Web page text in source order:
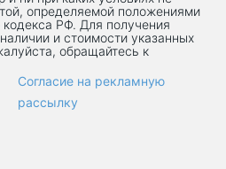
определяемой положениями
РФ. Для получения
и стоимости указанных
обращайтесь к
Согласие на рекламную
рассылку